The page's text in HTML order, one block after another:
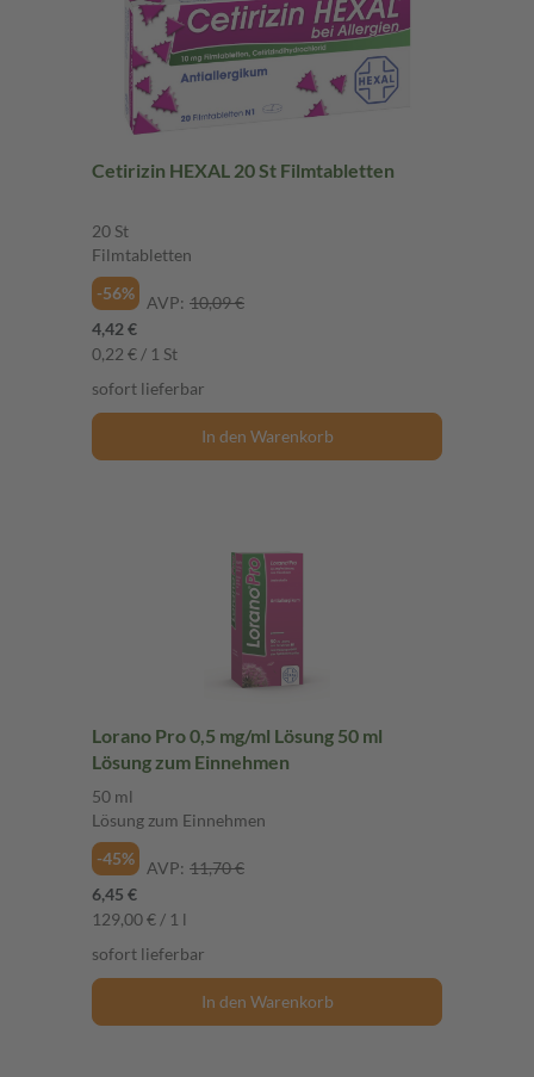
Cetirizin HEXAL 20 St Filmtabletten
20 St
Filmtabletten
-56%
AVP: 10,09 €
4,42 €
0,22 € / 1 St
sofort lieferbar
In den Warenkorb
Lorano Pro 0,5 mg/ml Lösung 50 ml
Lösung zum Einnehmen
50 ml
Lösung zum Einnehmen
-45%
AVP: 11,70 €
6,45 €
129,00 € / 1 l
sofort lieferbar
In den Warenkorb